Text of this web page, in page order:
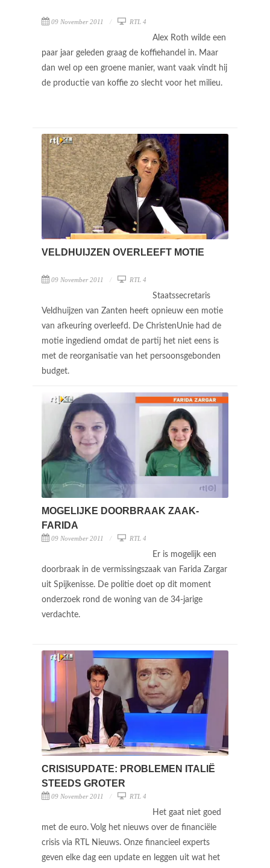
09 November 2011 RTL 4
Alex Roth wilde een
paar jaar geleden graag de koffiehandel in. Maar
dan wel op een groene manier, want vaak vindt hij
de productie van koffie zo slecht voor het milieu.
VELDHUIJZEN OVERLEEFT MOTIE
09 November 2011 RTL 4
Staatssecretaris
Veldhuijzen van Zanten heeft opnieuw een motie
van afkeuring overleefd. De ChristenUnie had de
motie ingediend omdat de partij het niet eens is
met de reorganisatie van het persoonsgebonden
budget.
MOGELIJKE DOORBRAAK ZAAK-
FARIDA
09 November 2011 RTL 4
Er is mogelijk een
doorbraak in de vermissingszaak van Farida Zargar
uit Spijkenisse. De politie doet op dit moment
onderzoek rond de woning van de 34-jarige
verdachte.
CRISISUPDATE: PROBLEMEN ITALIË
STEEDS GROTER
09 November 2011 RTL 4
Het gaat niet goed
met de euro. Volg het nieuws over de financiële
crisis via RTL Nieuws. Onze financieel experts
geven elke dag een update en leggen uit wat het